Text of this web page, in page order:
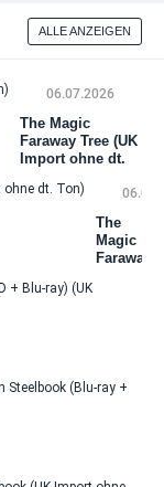
ALLE ANZEIGEN
06.07.2026
The Magic
Faraway Tree (UK
Import ohne dt.
The
Magic
Faraway
Ton)